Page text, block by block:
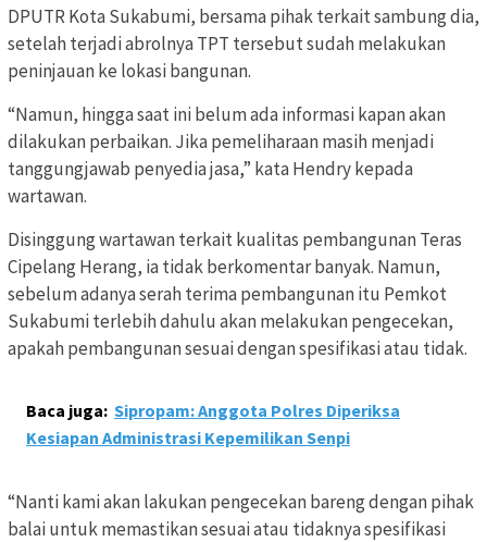
DPUTR Kota Sukabumi, bersama pihak terkait sambung dia,
setelah terjadi abrolnya TPT tersebut sudah melakukan
peninjauan ke lokasi bangunan.
“Namun, hingga saat ini belum ada informasi kapan akan
dilakukan perbaikan. Jika pemeliharaan masih menjadi
tanggungjawab penyedia jasa,” kata Hendry kepada
wartawan.
Disinggung wartawan terkait kualitas pembangunan Teras
Cipelang Herang, ia tidak berkomentar banyak. Namun,
sebelum adanya serah terima pembangunan itu Pemkot
Sukabumi terlebih dahulu akan melakukan pengecekan,
apakah pembangunan sesuai dengan spesifikasi atau tidak.
Baca juga: Sipropam: Anggota Polres Diperiksa
Kesiapan Administrasi Kepemilikan Senpi
“Nanti kami akan lakukan pengecekan bareng dengan pihak
balai untuk memastikan sesuai atau tidaknya spesifikasi